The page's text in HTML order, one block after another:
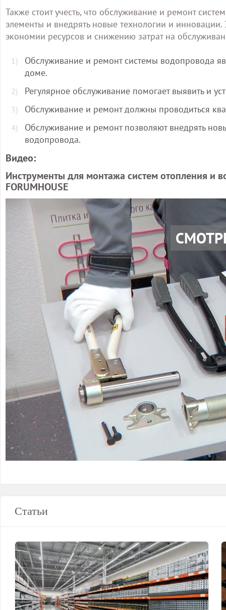
Также стоит учесть, что обслуживание и ремонт
элементы и внедрять новые технологии и
экономии ресурсов и снижению затрат на
Обслуживание и ремонт системы водопровода
доме.
Регулярное обслуживание помогает выявить и
Обслуживание и ремонт должны проводиться
Обслуживание и ремонт позволяют внедрять
водопровода.
Видео:
Инструменты для монтажа систем отопления и
FORUMHOUSE
Статьи